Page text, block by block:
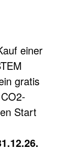
einer
gratis
Start